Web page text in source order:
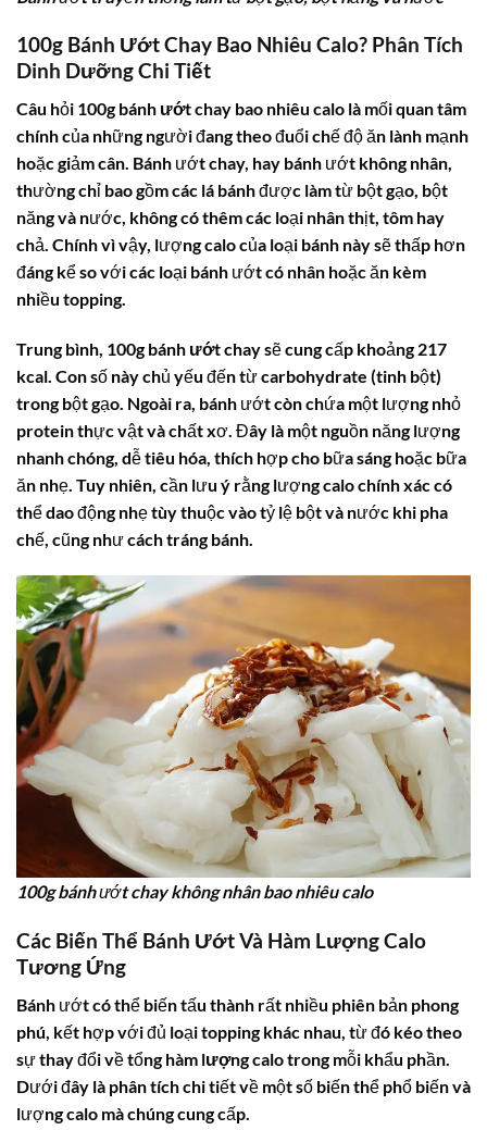
100g Bánh Ướt Chay Bao Nhiêu Calo? Phân Tích
Dinh Dưỡng Chi Tiết
Câu hỏi 100g bánh ướt chay bao nhiêu calo là mối quan tâm
chính của những người đang theo đuổi chế độ ăn lành mạnh
hoặc giảm cân. Bánh ướt chay, hay bánh ướt không nhân,
thường chỉ bao gồm các lá bánh được làm từ bột gạo, bột
năng và nước, không có thêm các loại nhân thịt, tôm hay
chả. Chính vì vậy, lượng calo của loại bánh này sẽ thấp hơn
đáng kể so với các loại bánh ướt có nhân hoặc ăn kèm
nhiều topping.
Trung bình, 100g bánh ướt chaysẽ cung cấp khoảng 217
kcal. Con số này chủ yếu đến từ carbohydrate (tinh bột)
trong bột gạo. Ngoài ra, bánh ướt còn chứa một lượng nhỏ
protein thực vật và chất xơ. Đây là một nguồn năng lượng
nhanh chóng, dễ tiêu hóa, thích hợp cho bữa sáng hoặc bữa
ăn nhẹ. Tuy nhiên, cần lưu ý rằng lượng calo chính xác có
thể dao động nhẹ tùy thuộc vào tỷ lệ bột và nước khi pha
chế, cũng như cách tráng bánh.
100g bánh ướt chay không nhân bao nhiêu calo
Các Biến Thể Bánh Ướt Và Hàm Lượng Calo
Tương Ứng
Bánh ướt có thể biến tấu thành rất nhiều phiên bản phong
phú, kết hợp với đủ loại topping khác nhau, từ đó kéo theo
sự thay đổi về tổnghàm lượng calotrong mỗi khẩu phần.
Dưới đây là phân tích chi tiết về một số biến thể phổ biến và
lượng calo mà chúng cung cấp.